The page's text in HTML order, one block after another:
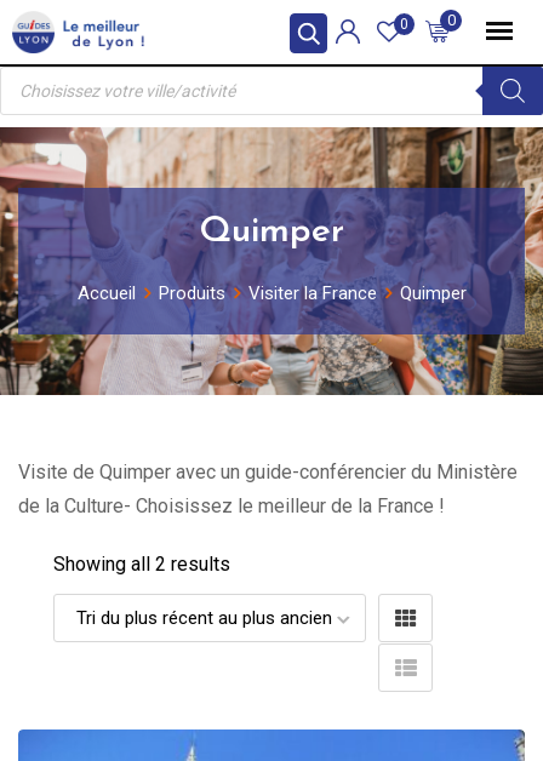
Skip
to
content
0
0
Recherche
produits
Quimper
Accueil Produits Visiter la France Quimper
Visite de Quimper avec un guide-conférencier du Ministère
de la Culture- Choisissez le meilleur de la France !
Showing all 2 results